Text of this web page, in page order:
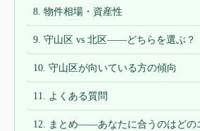
8. 物件相場・資産性
9. 守山区 vs 北区——どちらを選ぶ？
10. 守山区が向いている方の傾向
11. よくある質問
12. まとめ——あなたに合うのはどの